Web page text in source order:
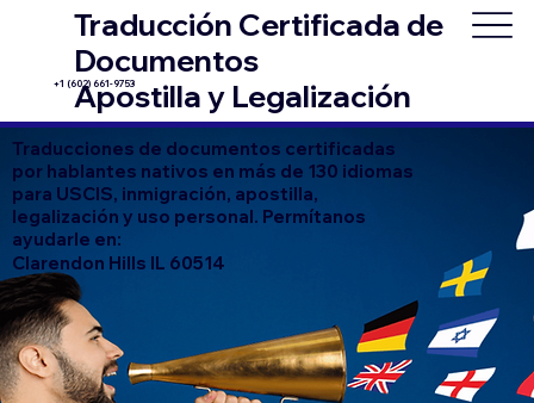
Traducción Certificada de
Documentos
Apostilla y Legalización
+1 (602) 661-9753
Traducciones de documentos certificadas
por hablantes nativos en más de 130 idiomas
para USCIS, inmigración, apostilla,
legalización y uso personal. Permítanos
ayudarle en:
Clarendon Hills IL 60514